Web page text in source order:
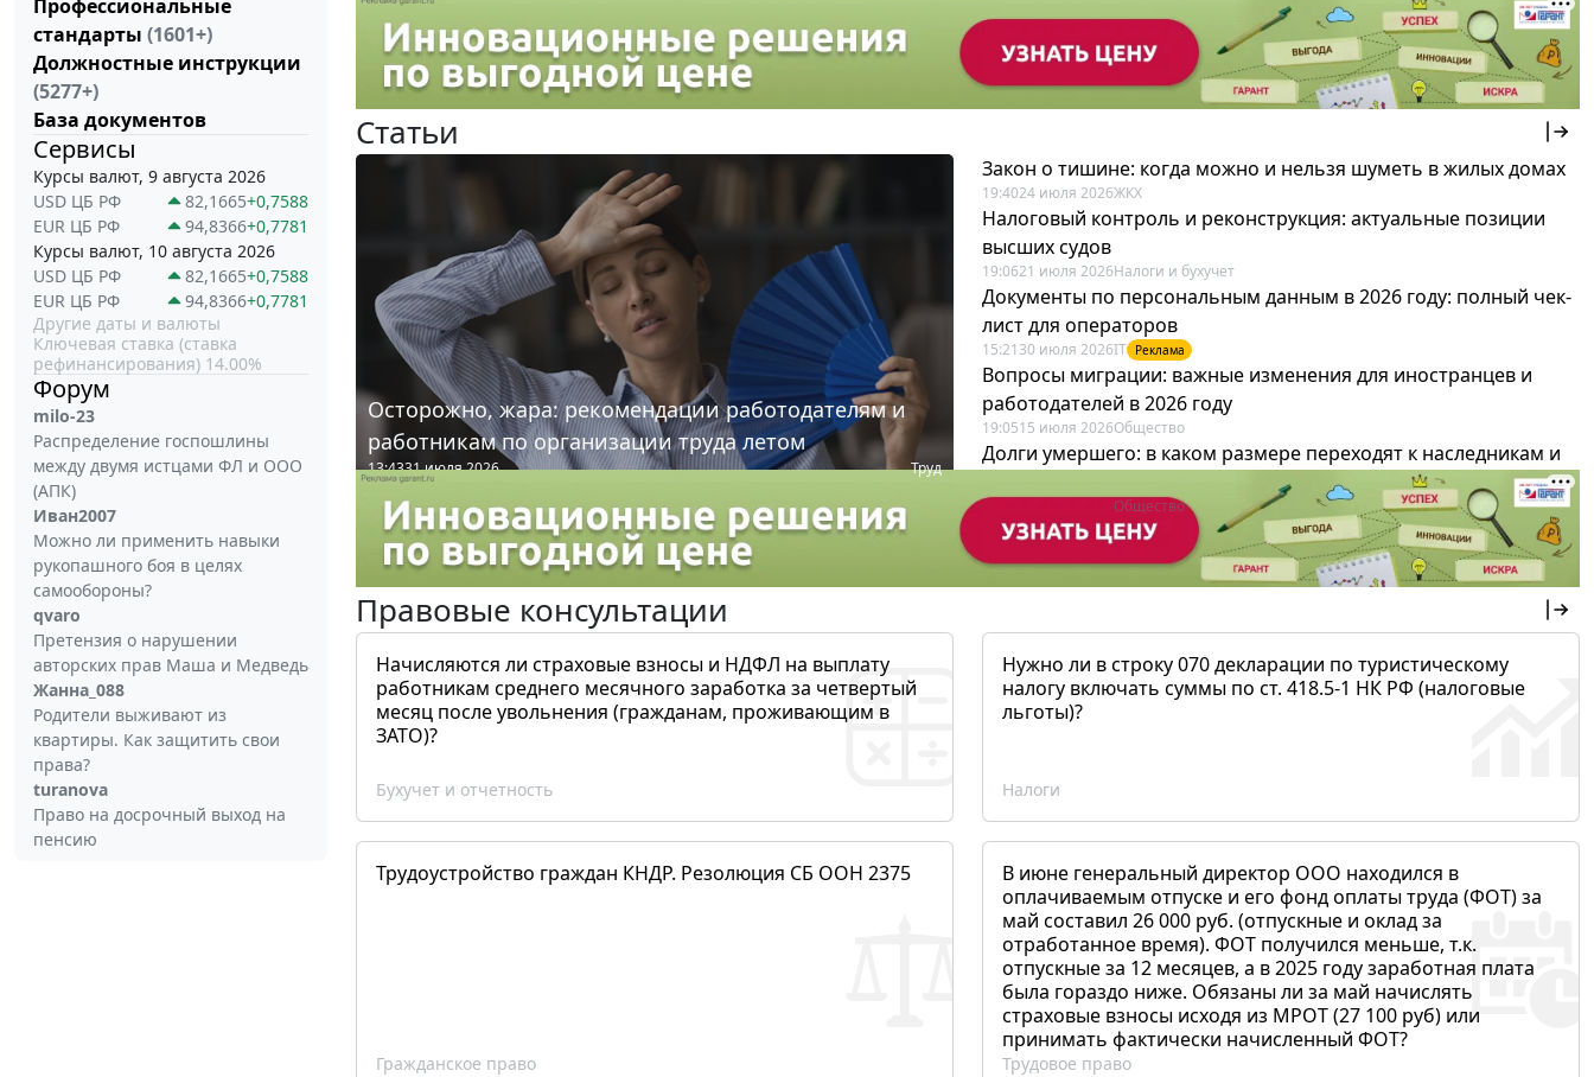
Профессиональные
стандарты (1601+)
Должностные инструкции
(5277+)
База документов
Сервисы
Курсы валют, 9 августа 2026
USD ЦБ РФ
82,1665+0,7588
EUR ЦБ РФ
94,8366+0,7781
Курсы валют, 10 августа 2026
USD ЦБ РФ
82,1665+0,7588
EUR ЦБ РФ
94,8366+0,7781
Другие даты и валюты
Ключевая ставка (ставка
рефинансирования) 14.00%
Форум
milo-23
Распределение госпошлины
между двумя истцами ФЛ и ООО
(АПК)
Иван2007
Можно ли применить навыки
рукопашного боя в целях
самообороны?
qvaro
Претензия о нарушении
авторских прав Маша и Медведь
Жанна_088
Родители выживают из
квартиры. Как защитить свои
права?
turanova
Право на досрочный выход на
пенсию
Все федеральные документы Все региональные документы Мой регион ...
Статьи
Осторожно, жара: рекомендации работодателям и
работникам по организации труда летом
13:4331 июля 2026 Труд
Закон о тишине: когда можно и нельзя шуметь в жилых домах
19:4024 июля 2026ЖКХ
Налоговый контроль и реконструкция: актуальные позиции
высших судов
19:0621 июля 2026Налоги и бухучет
Документы по персональным данным в 2026 году: полный чек-
лист для операторов
15:21 30 июля 2026IT Реклама
Вопросы миграции: важные изменения для иностранцев и
работодателей в 2026 году
19:0515 июля 2026Общество
Долги умершего: в каком размере переходят к наследникам и
19:43 Общество
Правовые консультации
Начисляются ли страховые взносы и НДФЛ на выплату
работникам среднего месячного заработка за четвертый
месяц после увольнения (гражданам, проживающим в
ЗАТО)?
Бухучет и отчетность
Нужно ли в строку 070 декларации по туристическому
налогу включать суммы по ст. 418.5-1 НК РФ (налоговые
льготы)?
Налоги
Трудоустройство граждан КНДР. Резолюция СБ ООН 2375
Гражданское право
В июне генеральный директор ООО находился в
оплачиваемым отпуске и его фонд оплаты труда (ФОТ) за
май составил 26 000 руб. (отпускные и оклад за
отработанное время). ФОТ получился меньше, т.к.
отпускные за 12 месяцев, а в 2025 году заработная плата
была гораздо ниже. Обязаны ли за май начислять
страховые взносы исходя из МРОТ (27 100 руб) или
принимать фактически начисленный ФОТ?
Трудовое право